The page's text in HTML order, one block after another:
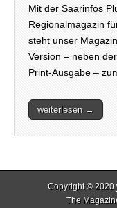
Mit der Saarinfos
Regionalmagazin
steht unser
Version – neben
Print-Ausgabe –
weiterlesen →
Copyright © 2020
The